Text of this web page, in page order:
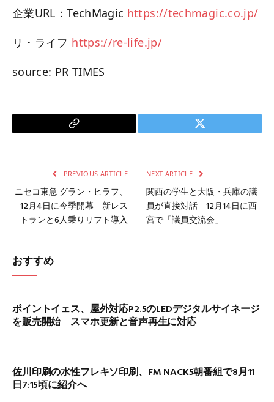
企業URL：TechMagic https://techmagic.co.jp/
リ・ライフ https://re-life.jp/
source: PR TIMES
Copy
Twitter
PREVIOUS ARTICLE
ニセコ東急 グラン・ヒラフ、
12月4日に今季開幕 新レス
トランと6人乗りリフト導入
NEXT ARTICLE
関西の学生と大阪・兵庫の議
員が直接対話 12月14日に西
宮で「議員交流会」
おすすめ
ポイントイェス、屋外対応P2.5のLEDデジタルサイネージ
を販売開始 スマホ更新と音声再生に対応
佐川印刷の水性フレキソ印刷、FM NACK5朝番組で8月11
日7:15頃に紹介へ